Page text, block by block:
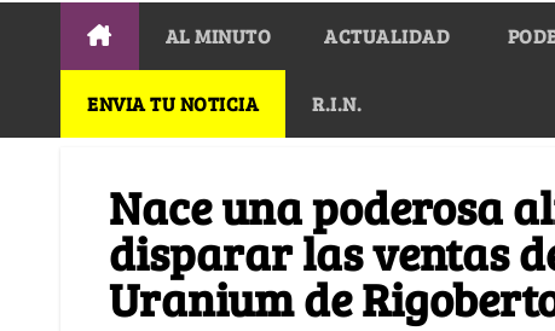
AL MINUTO ACTUALIDAD
ENVIA TU NOTICIA R.I.N.
Nace una poderosa
disparar las ventas
Uranium de